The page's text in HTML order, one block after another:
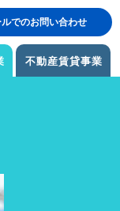
ルでのお問い合わせ
不動産賃貸事業